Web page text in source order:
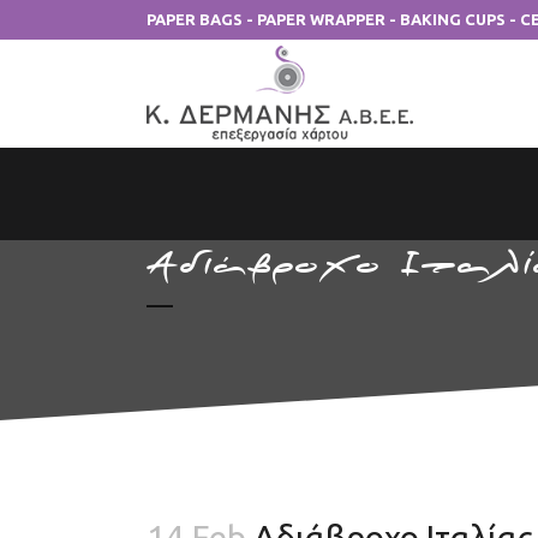
PAPER BAGS - PAPER WRAPPER - BAKING CUPS -
Αδιάβροχο